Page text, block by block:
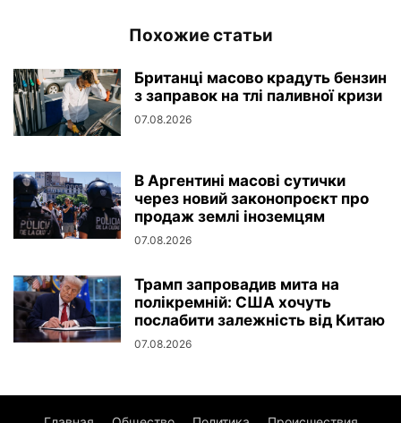
Похожие статьи
Британці масово крадуть бензин
з заправок на тлі паливної кризи
07.08.2026
В Аргентині масові сутички
через новий законопроєкт про
продаж землі іноземцям
07.08.2026
Трамп запровадив мита на
полікремній: США хочуть
послабити залежність від Китаю
07.08.2026